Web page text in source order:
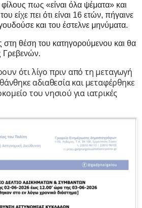
φίλους πως «είναι όλα ψέματα» και
είχε πει ότι είναι 16 ετών, πήγαινε
και του έστελνε μηνύματα.
στη θέση του κατηγορούμενου και θα
Γρεβενών.
ότι λίγο πριν από τη μεταγωγή
αδιαθεσία και μεταφέρθηκε
του νησιού για ιατρικές